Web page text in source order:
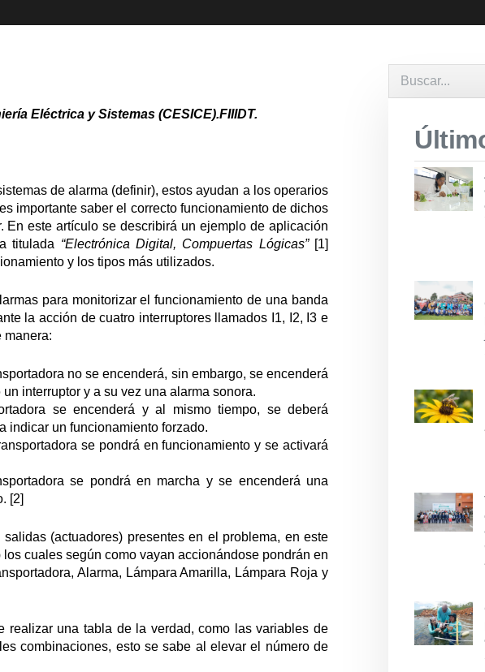
Eléctrica y Sistemas (CESICE).FIIIDT.
de alarma (definir), estos ayudan a los operarios
importante saber el correcto funcionamiento de dichos
este artículo se describirá un ejemplo de aplicación
titulada “Electrónica Digital, Compuertas Lógicas” [1]
y los tipos más utilizados.
para monitorizar el funcionamiento de una banda
la acción de cuatro interruptores llamados I1, I2, I3 e
manera:
no se encenderá, sin embargo, se encenderá
interruptor y a su vez una alarma sonora.
se encenderá y al mismo tiempo, se deberá
indicar un funcionamiento forzado.
se pondrá en funcionamiento y se activará
se pondrá en marcha y se encenderá una
[2]
(actuadores) presentes en el problema, en este
cuales según como vayan accionándose pondrán en
Alarma, Lámpara Amarilla, Lámpara Roja y
una tabla de la verdad, como las variables de
combinaciones, esto se sabe al elevar el número de